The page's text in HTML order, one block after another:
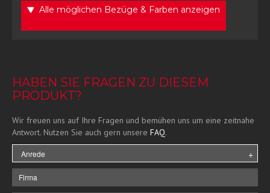
Alle möglichen Bezüge & Farben anzeigen
HABEN SIE FRAGEN ZU DIESEM
PRODUKT?
Wir freuen uns auf Ihre Fragen und bemühen uns um eine zeitnahe
Antwort. Nutzen Sie auch gern unsere FAQ.